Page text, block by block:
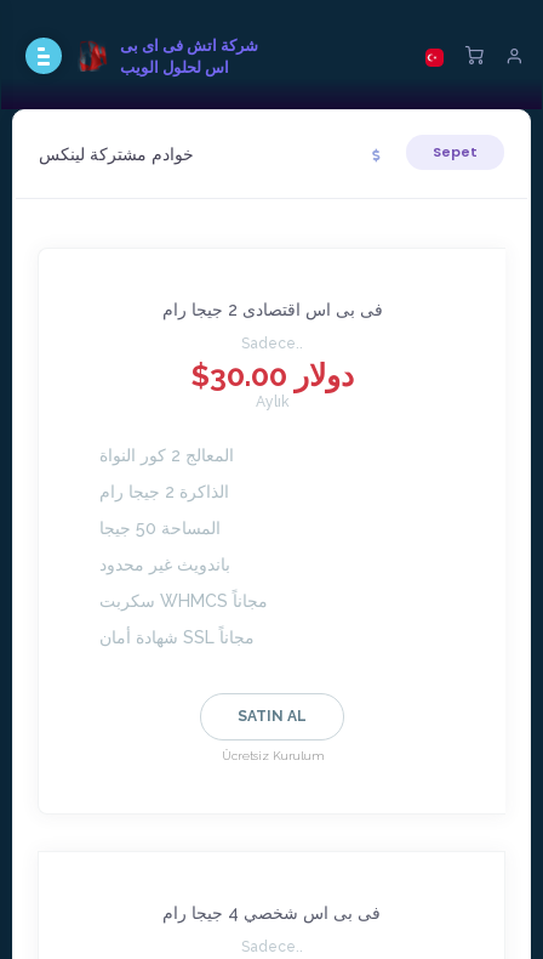
شركة اتش فى اى بى
اس لحلول الويب
خوادم مشتركة لينكس Sepet
فى بى اس اقتصادى 2 جيجا رام
Sadece..
$30.00 دولار
Aylık
المعالج 2 كور النواة
الذاكرة 2 جيجا رام
المساحة 50 جيجا
باندويث غير محدود
سكربت WHMCS مجاناً
شهادة أمان SSL مجاناً
SATIN AL
Ücretsiz Kurulum
فى بى اس شخصي 4 جيجا رام
Sadece..